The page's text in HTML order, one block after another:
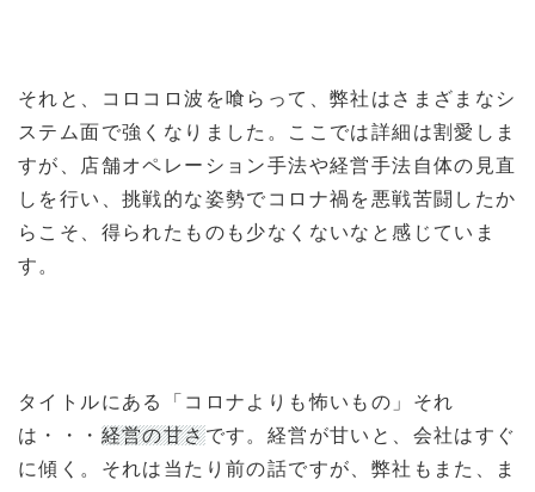
それと、コロコロ波を喰らって、弊社はさまざまなシ
ステム面で強くなりました。ここでは詳細は割愛しま
すが、店舗オペレーション手法や経営手法自体の見直
しを行い、挑戦的な姿勢でコロナ禍を悪戦苦闘したか
らこそ、得られたものも少なくないなと感じていま
す。
タイトルにある「コロナよりも怖いもの」それ
は・・・ 経営の甘さです。経営が甘いと、会社はすぐ
に傾く。それは当たり前の話ですが、弊社もまた、ま